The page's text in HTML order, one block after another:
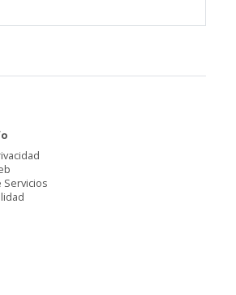
Servicios